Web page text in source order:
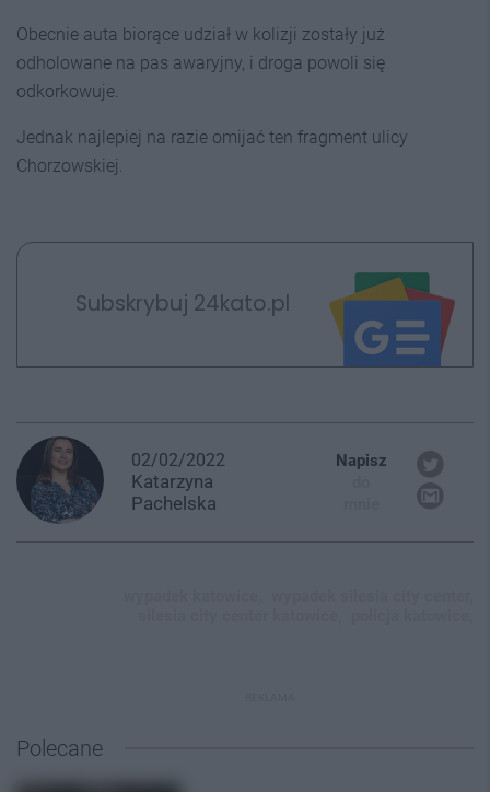
Obecnie auta biorące udział w kolizji zostały już
odholowane na pas awaryjny, i droga powoli się
odkorkowuje.
Jednak najlepiej na razie omijać ten fragment ulicy
Chorzowskiej.
Subskrybuj 24kato.pl
02/02/2022
Katarzyna
Pachelska
Napisz
Polecane